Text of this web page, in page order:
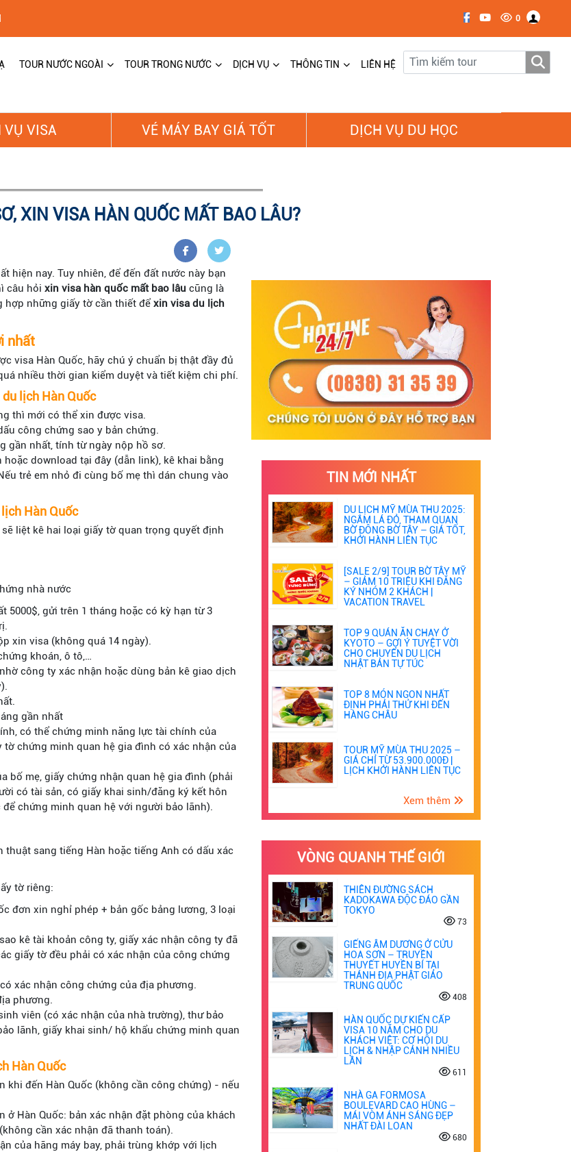
0
TOUR NƯỚC NGOÀI TOUR TRONG NƯỚC DỊCH VỤ THÔNG TIN LIÊN HỆ
VỤ VISA VÉ MÁY BAY GIÁ TỐT DỊCH VỤ DU HỌC
XIN VISA HÀN QUỐC MẤT BAO LÂU?
hiện nay. Tuy nhiên, để đến đất nước này bạn
câu hỏi xin visa hàn quốc mất bao lâu cũng là
hợp những giấy tờ cần thiết đểxin visa du lịch
nhất
visa Hàn Quốc, hãy chú ý chuẩn bị thật đầy đủ
nhiều thời gian kiểm duyệt và tiết kiệm chi phí.
lịch Hàn Quốc
thì mới có thể xin được visa.
công chứng sao y bản chứng.
gần nhất, tính từ ngày nộp hồ sơ.
download tại đây (dẫn link), kê khai bằng
trẻ em nhỏ đi cùng bố mẹ thì dán chung vào
Hàn Quốc
liệt kê hai loại giấy tờ quan trọng quyết định
nhà nước
5000$, gửi trên 1 tháng hoặc có kỳ hạn từ 3
xin visa (không quá 14 ngày).
khoán, ô tô,…
công ty xác nhận hoặc dùng bản kê giao dịch
gần nhất
có thể chứng minh năng lực tài chính của
chứng minh quan hệ gia đình có xác nhận của
bố mẹ, giấy chứng nhận quan hệ gia đình (phải
có tài sản, có giấy khai sinh/đăng ký kết hôn
chứng minh quan hệ với người bảo lãnh).
sang tiếng Hàn hoặc tiếng Anh có dấu xác
tờ riêng:
đơn xin nghỉ phép + bản gốc bảng lương, 3 loại
kê tài khoản công ty, giấy xác nhận công ty đã
giấy tờ đều phải có xác nhận của công chứng
xác nhận công chứng của địa phương.
phương.
viên (có xác nhận của nhà trường), thư bảo
lãnh, giấy khai sinh/ hộ khẩu chứng minh quan
Hàn Quốc
khi đến Hàn Quốc (không cần công chứng) - nếu
ở Hàn Quốc: bản xác nhận đặt phòng của khách
cần xác nhận đã thanh toán).
của hãng máy bay, phải trùng khớp với lịch
TIN MỚI NHẤT
DU LỊCH MỸ MÙA THU 2025:
NGẮM LÁ ĐỎ, THAM QUAN
BỜ ĐÔNG BỜ TÂY – GIÁ TỐT,
KHỞI HÀNH LIÊN TỤC
[SALE 2/9] TOUR BỜ TÂY MỸ
– GIẢM 10 TRIỆU KHI ĐĂNG
KÝ NHÓM 2 KHÁCH |
VACATION TRAVEL
TOP 9 QUÁN ĂN CHAY Ở
KYOTO – GỢI Ý TUYỆT VỜI
CHO CHUYẾN DU LỊCH
NHẬT BẢN TỰ TÚC
TOP 8 MÓN NGON NHẤT
ĐỊNH PHẢI THỬ KHI ĐẾN
HÀNG CHÂU
TOUR MỸ MÙA THU 2025 –
GIÁ CHỈ TỪ 53.900.000Đ |
LỊCH KHỞI HÀNH LIÊN TỤC
Xem thêm
VÒNG QUANH THẾ GIỚI
THIÊN ĐƯỜNG SÁCH
KADOKAWA ĐỘC ĐÁO GẦN
TOKYO
73
GIẾNG ÂM DƯƠNG Ở CỬU
HOA SƠN – TRUYỀN
THUYẾT HUYỀN BÍ TẠI
THÁNH ĐỊA PHẬT GIÁO
TRUNG QUỐC
408
HÀN QUỐC DỰ KIẾN CẤP
VISA 10 NĂM CHO DU
KHÁCH VIỆT: CƠ HỘI DU
LỊCH & NHẬP CẢNH NHIỀU
LẦN
611
NHÀ GA FORMOSA
BOULEVARD CAO HÙNG –
MÁI VÒM ÁNH SÁNG ĐẸP
NHẤT ĐÀI LOAN
680